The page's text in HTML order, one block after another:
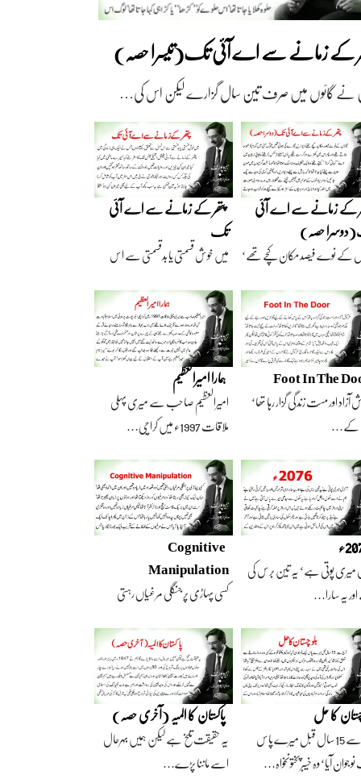
کے زمانے سے اے آئی تک(تیسرا حصہ)
نے گائوں میں صرف تین سال گزارے لیکن اس کی…
کے زمانے سے اے آئی
حصہ)
کے نوے فیصد مکان کچے تھے‘
پتھر کے زمانے سے اے آئی
تک
میں خوش قسمتی یا بدقسمتی سے اس
Foot In The
آزاد اور مست زندگی گزار رہا تھا‘
کے…
ہمارا امیرالعظیم
امیرالعظیم صاحب سے میری پہلی
ملاقات 1997ء میں کراچی…
میری پوتی ہے‘ یہ تین برس کی
یہ سارا…
Cognitive
Manipulation
کسی پہاڑی پر جنگلی مرغیاں رہتی
کا حل
آج سے 15 سال قبل میرے پاس
آیا‘ وہ خیبرپختونخواہ…
پاکستان کا المیہ (آخری حصہ)
یہ حقیقت تلخ ہے لیکن ہمیں بہرحال
اسے ماننا پڑے…